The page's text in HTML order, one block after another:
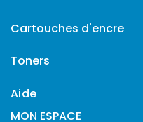
Cartouches d'encre
Toners
Aide
MON ESPACE